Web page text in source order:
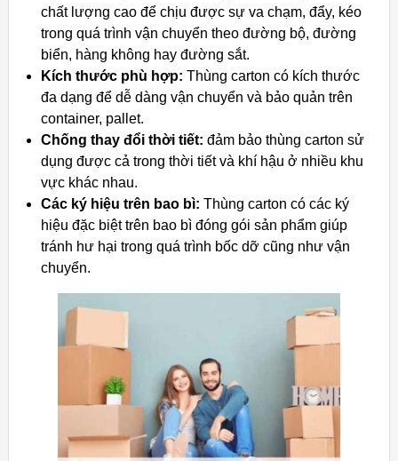
chất lượng cao để chịu được sự va chạm, đẩy, kéo
trong quá trình vận chuyển theo đường bộ, đường
biển, hàng không hay đường sắt.
Kích thước phù hợp: Thùng carton có kích thước
đa dạng để dễ dàng vận chuyển và bảo quản trên
container, pallet.
Chống thay đổi thời tiết: đảm bảo thùng carton sử
dụng được cả trong thời tiết và khí hậu ở nhiều khu
vực khác nhau.
Các ký hiệu trên bao bì: Thùng carton có các ký
hiệu đặc biệt trên bao bì đóng gói sản phẩm giúp
tránh hư hại trong quá trình bốc dỡ cũng như vận
chuyển.